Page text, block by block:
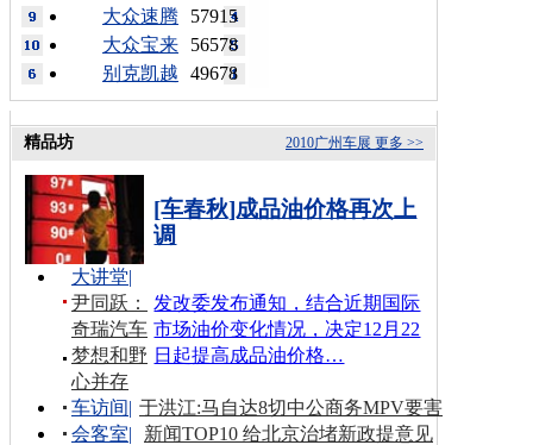
57915
大众速腾
56578
大众宝来
49678
别克凯越
更多 >>
2010广州车展
精品坊
[车春秋]成品油价格再次上
调
发改委发布通知，结合近期国际
市场油价变化情况，决定12月22
日起提高成品油价格…
大讲堂|
尹同跃：
奇瑞汽车
梦想和野
心并存
车访间| 于洪江:马自达8切中公商务MPV要害
会客室|
新闻TOP10 给北京治堵新政提意见